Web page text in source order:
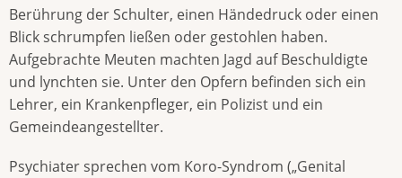
Berührung der Schulter, einen Händedruck oder einen
Blick schrumpfen ließen oder gestohlen haben.
Aufgebrachte Meuten machten Jagd auf Beschuldigte
und lynchten sie. Unter den Opfern befinden sich ein
Lehrer, ein Krankenpfleger, ein Polizist und ein
Gemeindeangestellter.
Psychiater sprechen vom Koro-Syndrom („Genital